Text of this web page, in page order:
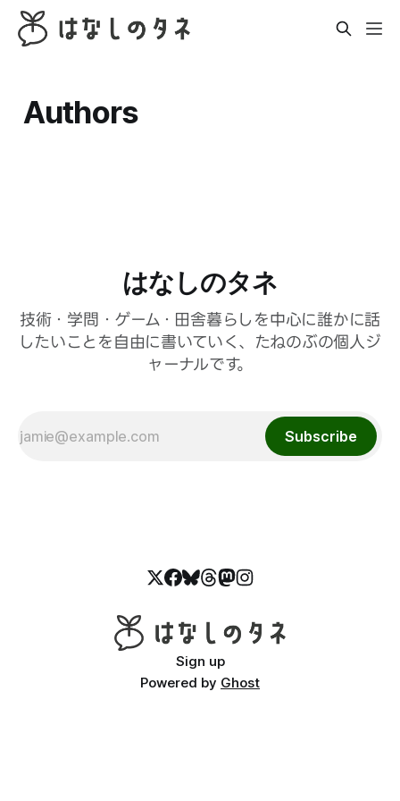
Authors
はなしのタネ
技術・学問・ゲーム・田舎暮らしを中心に誰かに話
したいことを自由に書いていく、たねのぶの個人ジ
ャーナルです。
Subscribe
Sign up
Powered by Ghost